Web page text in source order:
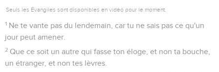
Seuls les Évangiles sont disponibles en vidéo pour le moment.
1 Ne te vante pas du lendemain, car tu ne sais pas ce qu'un
jour peut amener.
2 Que ce soit un autre qui fasse ton éloge, et non ta bouche,
un étranger, et non tes lèvres.